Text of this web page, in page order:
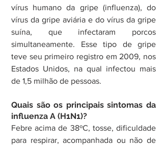
vírus humano da gripe (influenza), do
vírus da gripe aviária e do vírus da gripe
suína, que infectaram porcos
simultaneamente. Esse tipo de gripe
teve seu primeiro registro em 2009, nos
Estados Unidos, na qual infectou mais
de 1,5 milhão de pessoas.
Quais são os principais sintomas da
influenza A (H1N1)?
Febre acima de 38ºC, tosse, dificuldade
para respirar, acompanhada ou não de